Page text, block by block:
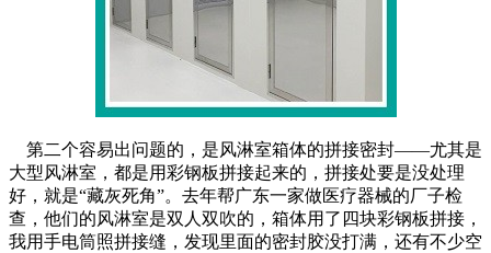
第二个容易出问题的，是风淋室箱体的拼接密封——尤其是
大型风淋室，都是用彩钢板拼接起来的，拼接处要是没处理
好，就是“藏灰死角”。去年帮广东一家做医疗器械的厂子检
查，他们的风淋室是双人双吹的，箱体用了四块彩钢板拼接，
我用手电筒照拼接缝，发现里面的密封胶没打满，还有不少空